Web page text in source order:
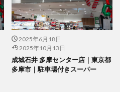
2025年6月18日
2025年10月13日
成城石井 多摩センター店｜東京都
多摩市｜駐車場付きスーパー